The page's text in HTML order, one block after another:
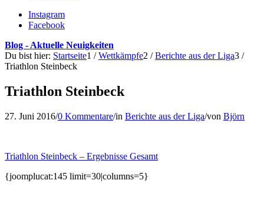
Instagram
Facebook
Blog - Aktuelle Neuigkeiten
Du bist hier: Startseite1 / Wettkämpfe2 / Berichte aus der Liga3 /
Triathlon Steinbeck
Triathlon Steinbeck
27. Juni 2016/0 Kommentare/in Berichte aus der Liga/von Björn
Triathlon Steinbeck – Ergebnisse Gesamt
{joomplucat:145 limit=30|columns=5}